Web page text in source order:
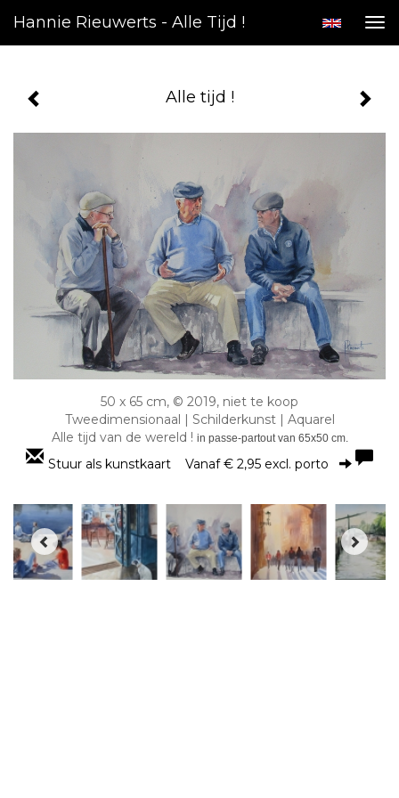
Hannie Rieuwerts - Alle Tijd !
Alle tijd !
50 x 65 cm, © 2019, niet te koop
Tweedimensionaal | Schilderkunst | Aquarel
Alle tijd van de wereld ! in passe-partout van 65x50 cm.
Stuur als kunstkaart Vanaf € 2,95 excl. porto